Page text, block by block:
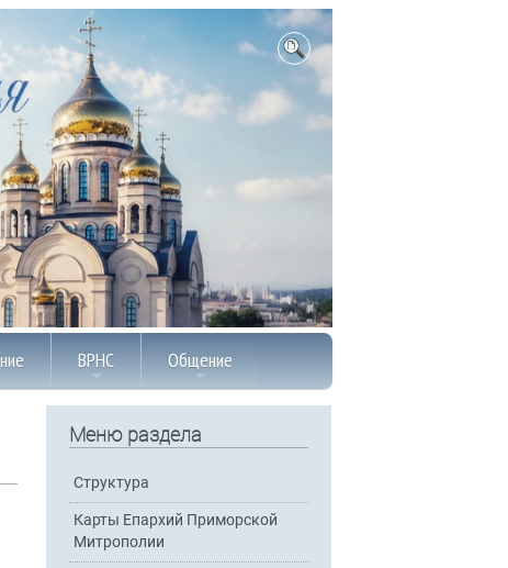
ВРНС Общение
Меню раздела
Структура
Карты Епархий Приморской
Митрополии